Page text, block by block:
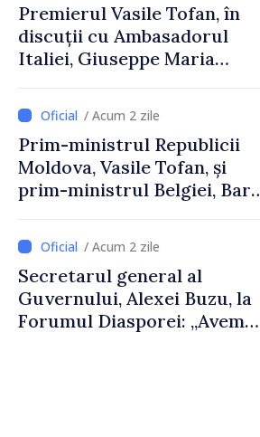
Premierul Vasile Tofan, în
discuții cu Ambasadorul
Italiei, Giuseppe Maria
/ Acum 2 zile
Prim-ministrul Republicii
Moldova, Vasile Tofan, și
prim-ministrul Belgiei, Bart
despre parcursul european
al Republicii Moldova.
/ Acum 2 zile
Secretarul general al
Guvernului, Alexei Buzu, la
Forumul Diasporei: „Avem